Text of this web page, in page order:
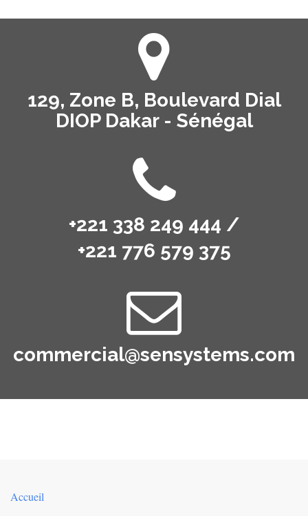
129, Zone B, Boulevard Dial
DIOP Dakar - Sénégal
+221 338 249 444 /
+221 776 579 375
commercial@sensystems.com
Accueil